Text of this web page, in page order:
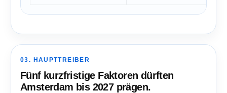
03. HAUPTTREIBER
Fünf kurzfristige Faktoren dürften
Amsterdam bis 2027 prägen.